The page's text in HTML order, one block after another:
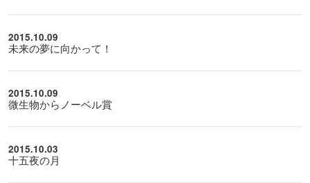
2015.10.09
未来の夢に向かって！
2015.10.09
微生物からノーベル賞
2015.10.03
十五夜の月